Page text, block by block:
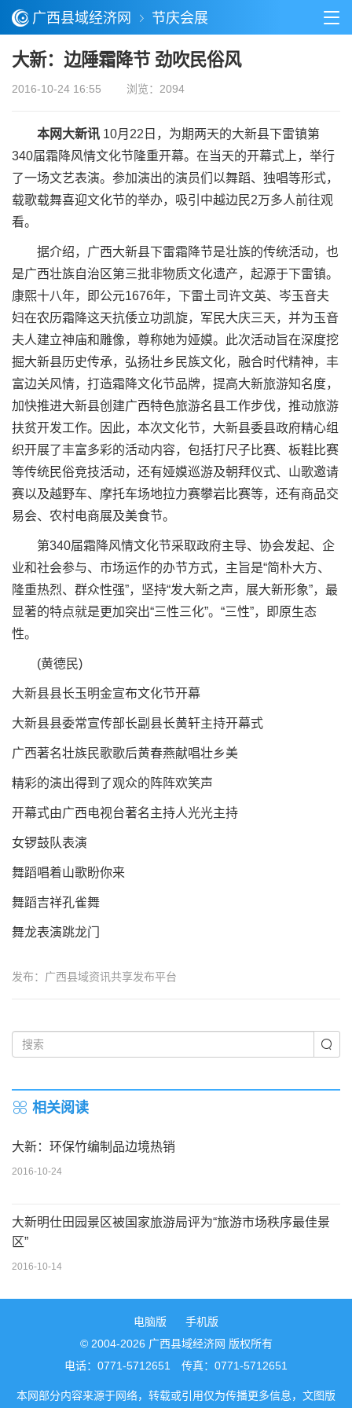
广西县域经济网 节庆会展
大新：边陲霜降节 劲吹民俗风
2016-10-24 16:55 浏览：2094
本网大新讯 10月22日，为期两天的大新县下雷镇第
340届霜降风情文化节隆重开幕。在当天的开幕式上，举行
了一场文艺表演。参加演出的演员们以舞蹈、独唱等形式，
载歌载舞喜迎文化节的举办，吸引中越边民2万多人前往观
看。
据介绍，广西大新县下雷霜降节是壮族的传统活动，也
是广西壮族自治区第三批非物质文化遗产，起源于下雷镇。
康熙十八年，即公元1676年，下雷土司许文英、岑玉音夫
妇在农历霜降这天抗倭立功凯旋，军民大庆三天，并为玉音
夫人建立神庙和雕像，尊称她为娅嫫。此次活动旨在深度挖
掘大新县历史传承，弘扬壮乡民族文化，融合时代精神，丰
富边关风情，打造霜降文化节品牌，提高大新旅游知名度，
加快推进大新县创建广西特色旅游名县工作步伐，推动旅游
扶贫开发工作。因此，本次文化节，大新县委县政府精心组
织开展了丰富多彩的活动内容，包括打尺子比赛、板鞋比赛
等传统民俗竞技活动，还有娅嫫巡游及朝拜仪式、山歌邀请
赛以及越野车、摩托车场地拉力赛攀岩比赛等，还有商品交
易会、农村电商展及美食节。
第340届霜降风情文化节采取政府主导、协会发起、企
业和社会参与、市场运作的办节方式，主旨是“简朴大方、
隆重热烈、群众性强”，坚持“发大新之声，展大新形象”，最
显著的特点就是更加突出“三性三化”。“三性”，即原生态
性。
(黄德民)
大新县县长玉明金宣布文化节开幕
大新县县委常宣传部长副县长黄轩主持开幕式
广西著名壮族民歌歌后黄春燕献唱壮乡美
精彩的演出得到了观众的阵阵欢笑声
开幕式由广西电视台著名主持人光光主持
女锣鼓队表演
舞蹈唱着山歌盼你来
舞蹈吉祥孔雀舞
舞龙表演跳龙门
发布：广西县域资讯共享发布平台
相关阅读
大新：环保竹编制品边境热销
2016-10-24
大新明仕田园景区被国家旅游局评为“旅游市场秩序最佳景
区”
2016-10-14
电脑版
手机版
© 2004-2026 广西县域经济网 版权所有
电话：0771-5712651 传真：0771-5712651
本网部分内容来源于网络，转载或引用仅为传播更多信息，文图版